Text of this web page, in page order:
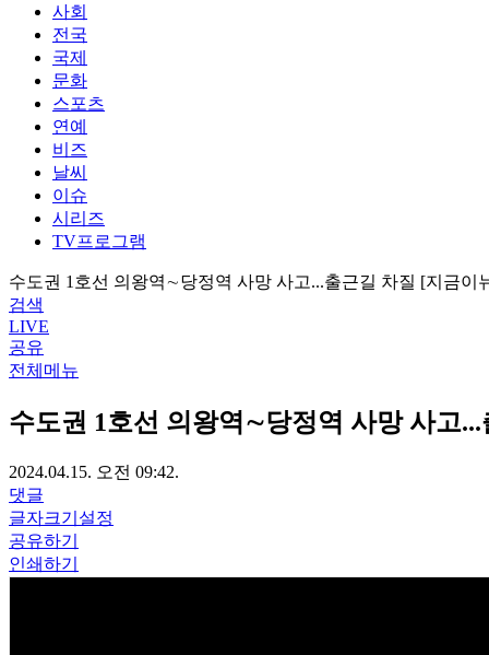
사회
전국
국제
문화
스포츠
연예
비즈
날씨
이슈
시리즈
TV프로그램
수도권 1호선 의왕역∼당정역 사망 사고...출근길 차질 [지금이
검색
LIVE
공유
전체메뉴
수도권 1호선 의왕역∼당정역 사망 사고
2024.04.15. 오전 09:42.
댓글
글자크기설정
공유하기
인쇄하기